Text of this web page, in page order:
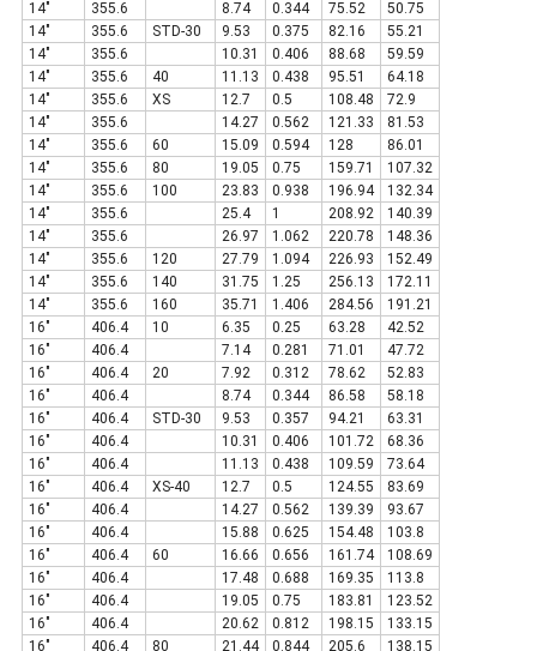
14"
355.6 8.74 0.344 75.52
50.75
14"
355.6 STD-30 9.53 0.375 82.16
55.21
14"
355.6 10.31 0.406 88.68
59.59
14"
355.6 40 11.13 0.438 95.51
64.18
14"
355.6 XS 12.7 0.5 108.48
72.9
14"
355.6 14.27 0.562 121.33
81.53
14"
355.6 60 15.09 0.594 128
86.01
14"
355.6 80 19.05 0.75 159.71
107.32
14"
355.6 100 23.83 0.938 196.94
132.34
14"
355.6 25.4 1 208.92
140.39
14"
355.6 26.97 1.062 220.78
148.36
14"
355.6 120 27.79 1.094 226.93
152.49
14"
355.6 140 31.75 1.25 256.13
172.11
14"
355.6 160 35.71 1.406 284.56
191.21
16"
406.4 10 6.35 0.25 63.28
42.52
16"
406.4 7.14 0.281 71.01
47.72
16"
406.4 20 7.92 0.312 78.62
52.83
16"
406.4 8.74 0.344 86.58
58.18
16"
406.4 STD-30 9.53 0.357 94.21
63.31
16"
406.4 10.31 0.406 101.72
68.36
16"
406.4 11.13 0.438 109.59
73.64
16"
406.4 XS-40 12.7 0.5 124.55
83.69
16"
406.4 14.27 0.562 139.39
93.67
16"
406.4 15.88 0.625 154.48
103.8
16"
406.4 60 16.66 0.656 161.74
108.69
16"
406.4 17.48 0.688 169.35
113.8
16"
406.4 19.05 0.75 183.81
123.52
16"
406.4 20.62 0.812 198.15
133.15
16"
406.4 80 21.44 0.844 205.6 138.15